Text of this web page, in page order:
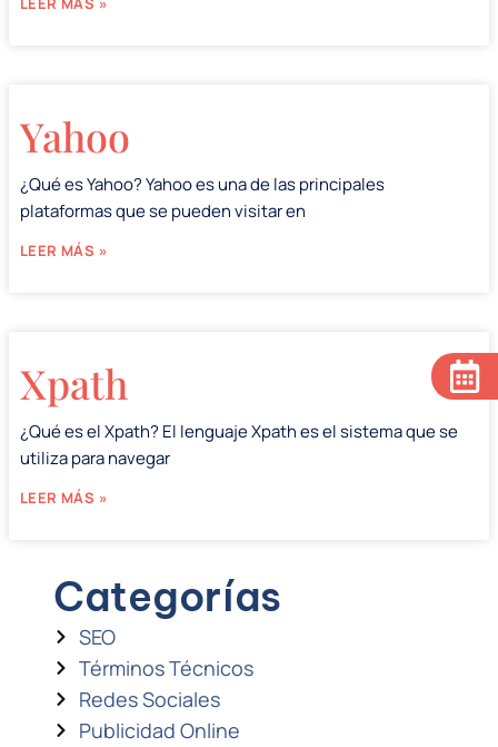
Yahoo
¿Qué es Yahoo? Yahoo es una de las principales
plataformas que se pueden visitar en
LEER MÁS »
Xpath
¿Qué es el Xpath? El lenguaje Xpath es el sistema que se
utiliza para navegar
LEER MÁS »
Categorías
SEO
Términos Técnicos
Redes Sociales
Publicidad Online